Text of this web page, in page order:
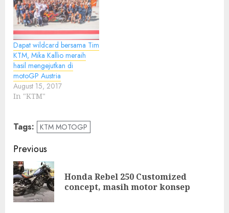
Dapat wildcard bersama Tim
KTM, Mika Kallio meraih
hasil mengejutkan di
motoGP Austria
August 15, 2017
In "KTM"
Tags: KTM MOTOGP
Post
navigation
Previous
Honda Rebel 250 Customized
concept, masih motor konsep